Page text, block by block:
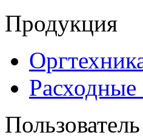
Продукция
Пользователь